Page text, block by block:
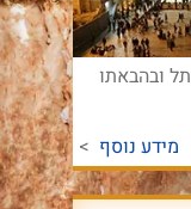
ובהבאתו
מידע נוסף >